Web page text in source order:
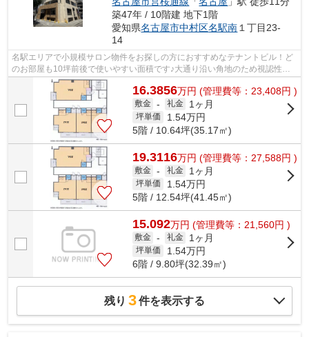
築47年 / 10階建 地下1階
愛知県名古屋市中村区名駅南 １丁目23-
14
名駅エリアで小規模サロン物件をお探しの方におすすめなテナントビル！ど
のお部屋も10坪前後で使いやすい面積です♪大通り沿い角地のため視認性も
◎再開発で今後更に注目が集まる笹島エ...
16.3856万円 (管理費等：23,408円 )
敷金 - 礼金 1ヶ月
坪単価 1.54万円
5階 / 10.64坪(35.17㎡)
19.3116万円 (管理費等：27,588円 )
敷金 - 礼金 1ヶ月
坪単価 1.54万円
5階 / 12.54坪(41.45㎡)
15.092万円 (管理費等：21,560円 )
敷金 - 礼金 1ヶ月
坪単価 1.54万円
6階 / 9.80坪(32.39㎡)
残り 3件を表示する